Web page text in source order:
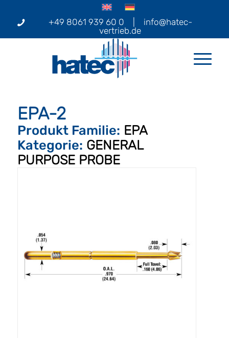
+49 8061 939 60 0
info@hatec-
vertrieb.de
EPA-2
Produkt Familie: EPA
Kategorie: GENERAL
PURPOSE PROBE